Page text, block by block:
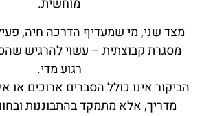
מוחשית.
מצד שני, מי שמעדיף הדרכה חיה,
מסגרת קבוצתית – עשוי להרגיש
רגוע מדי.
הביקור אינו כולל הסברים ארוכים או
מדריך, אלא מתמקד בהתבוננות